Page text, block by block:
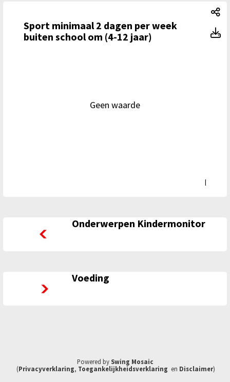
Sport minimaal 2 dagen per week
buiten school om (4-12 jaar)
Geen waarde
|
Onderwerpen Kindermonitor
Onderwerpen Kindermonitor
Voeding
Voeding
Powered by Swing Mosaic
(Privacyverklaring, Toegankelijkheidsverklaring en Disclaimer)